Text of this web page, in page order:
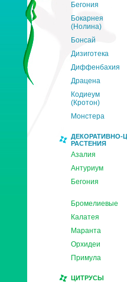
Бегония
Бокарнея
(Нолина)
Бонсай
Дизиготека
Диффенбахия
Драцена
Кодиеум
(Кротон)
Монстера
ДЕКОРАТИВНО-
РАСТЕНИЯ
Азалия
Антуриум
Бегония
Бромелиевые
Калатея
Маранта
Орхидеи
Примула
ЦИТРУСЫ